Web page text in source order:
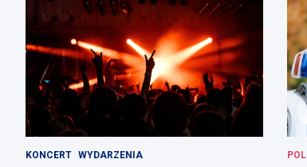
KONCERT WYDARZENIA